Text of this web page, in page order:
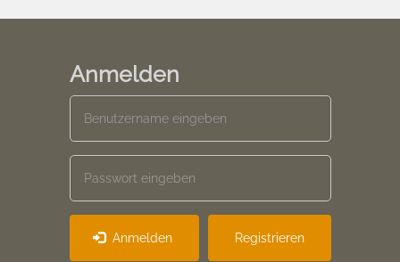
Anmelden
Anmelden Registrieren